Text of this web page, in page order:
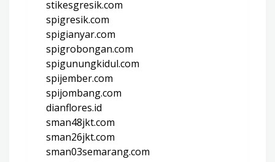
stikesgresik.com
spigresik.com
spigianyar.com
spigrobongan.com
spigunungkidul.com
spijember.com
spijombang.com
dianflores.id
sman48jkt.com
sman26jkt.com
sman03semarang.com